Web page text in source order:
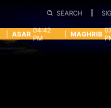
SEARCH
ASAR 04:42
PM
MAGHRIB